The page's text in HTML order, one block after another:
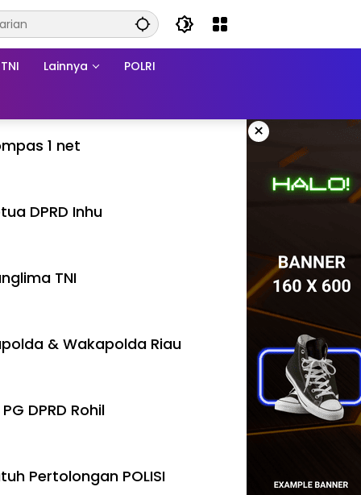
TNI Lainnya POLRI
×
1 net
DPRD Inhu
TNI
& Wakapolda Riau
DPRD Rohil
Pertolongan POLISI